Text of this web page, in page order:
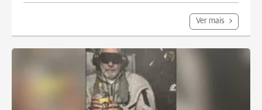
Ver mais